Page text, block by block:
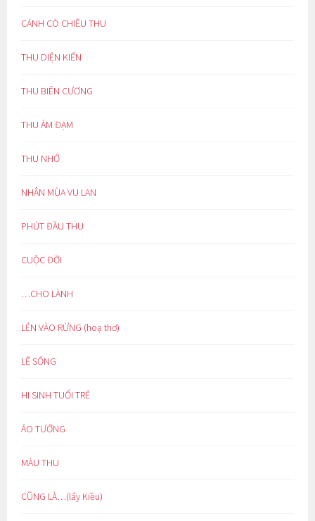
CÁNH CÒ CHIỀU THU
THU DIỆN KIẾN
THU BIÊN CƯƠNG
THU ẢM ĐẠM
THU NHỚ
NHÂN MÙA VU LAN
PHÚT ĐẦU THU
CUỘC ĐỜI
…CHO LÀNH
LẺN VÀO RỪNG (hoạ thơ)
LẼ SỐNG
HI SINH TUỔI TRẺ
ẢO TƯỞNG
MÀU THU
CŨNG LÀ…(lẩy Kiều)